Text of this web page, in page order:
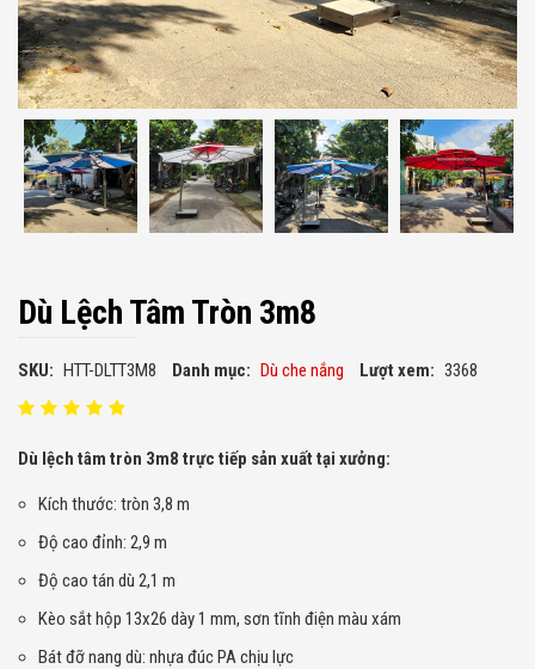
Dù Lệch Tâm Tròn 3m8
SKU: HTT-DLTT3M8 Danh mục: Dù che nắng Lượt xem: 3368
Dù lệch tâm tròn 3m8 trực tiếp sản xuất tại xưởng:
Kích thước: tròn 3,8 m
Độ cao đỉnh: 2,9 m
Độ cao tán dù 2,1 m
Kèo sắt hộp 13x26 dày 1 mm, sơn tĩnh điện màu xám
Bát đỡ nang dù: nhựa đúc PA chịu lực